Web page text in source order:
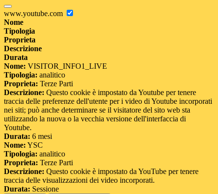
www.youtube.com
Nome
Tipologia
Proprieta
Descrizione
Durata
Nome: VISITOR_INFO1_LIVE
Tipologia: analitico
Proprieta: Terze Parti
Descrizione: Questo cookie è impostato da Youtube per tenere
traccia delle preferenze dell'utente per i video di Youtube incorporati
nei siti; può anche determinare se il visitatore del sito web sta
utilizzando la nuova o la vecchia versione dell'interfaccia di
Youtube.
Durata: 6 mesi
Nome: YSC
Tipologia: analitico
Proprieta: Terze Parti
Descrizione: Questo cookie è impostato da YouTube per tenere
traccia delle visualizzazioni dei video incorporati.
Durata: Sessione